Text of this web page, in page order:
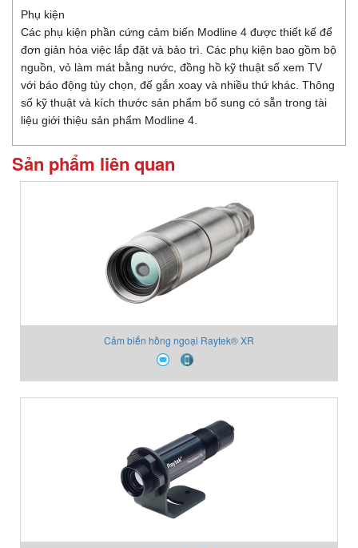
Phụ kiện
Các phụ kiện phần cứng cảm biến Modline 4 được thiết kế để
đơn giản hóa việc lắp đặt và bảo trì. Các phụ kiện bao gồm bộ
nguồn, vỏ làm mát bằng nước, đồng hồ kỹ thuật số xem TV
với báo động tùy chọn, đế gắn xoay và nhiều thứ khác. Thông
số kỹ thuật và kích thước sản phẩm bổ sung có sẵn trong tài
liệu giới thiệu sản phẩm Modline 4.
Sản phẩm liên quan
Cảm biến hồng ngoại Raytek® XR